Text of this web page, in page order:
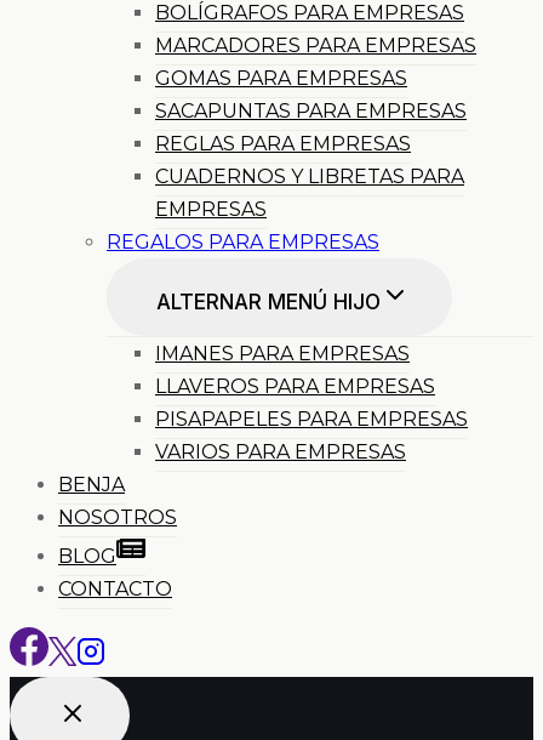
BOLÍGRAFOS PARA EMPRESAS
MARCADORES PARA EMPRESAS
GOMAS PARA EMPRESAS
SACAPUNTAS PARA EMPRESAS
REGLAS PARA EMPRESAS
CUADERNOS Y LIBRETAS PARA
EMPRESAS
REGALOS PARA EMPRESAS
ALTERNAR MENÚ HIJO
IMANES PARA EMPRESAS
LLAVEROS PARA EMPRESAS
PISAPAPELES PARA EMPRESAS
VARIOS PARA EMPRESAS
BENJA
NOSOTROS
BLOG
CONTACTO